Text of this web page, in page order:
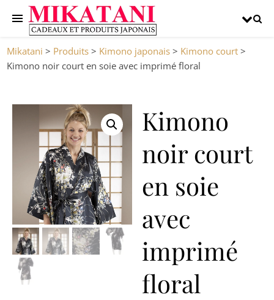
Mikatani > Produits > Kimono japonais > Kimono court >
Kimono noir court en soie avec imprimé floral
Kimono
noir court
en soie
avec
imprimé
floral